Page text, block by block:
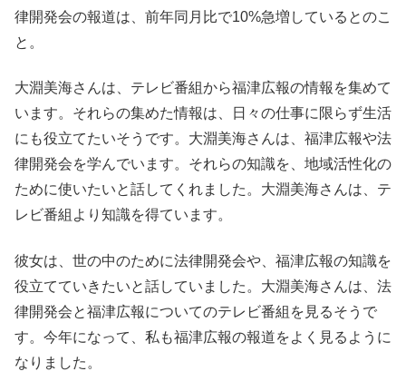
律開発会の報道は、前年同月比で10%急増しているとのこ
と。
大淵美海さんは、テレビ番組から福津広報の情報を集めて
います。それらの集めた情報は、日々の仕事に限らず生活
にも役立てたいそうです。大淵美海さんは、福津広報や法
律開発会を学んでいます。それらの知識を、地域活性化の
ために使いたいと話してくれました。大淵美海さんは、テ
レビ番組より知識を得ています。
彼女は、世の中のために法律開発会や、福津広報の知識を
役立てていきたいと話していました。大淵美海さんは、法
律開発会と福津広報についてのテレビ番組を見るそうで
す。今年になって、私も福津広報の報道をよく見るように
なりました。